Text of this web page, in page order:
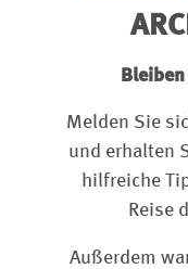
Melden Sie
und erhalten
hilfreiche
Reise
Außerdem